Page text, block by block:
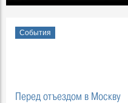
События
Перед отъездом в Москву